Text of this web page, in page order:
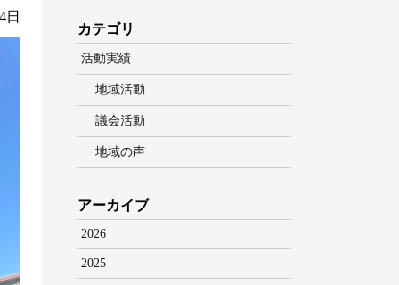
日
カテゴリ
活動実績
地域活動
議会活動
地域の声
アーカイブ
2026
2025